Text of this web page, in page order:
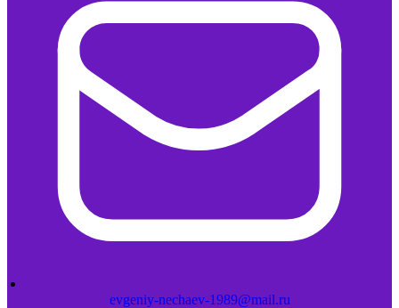
evgeniy-nechaev-1989@mail.ru